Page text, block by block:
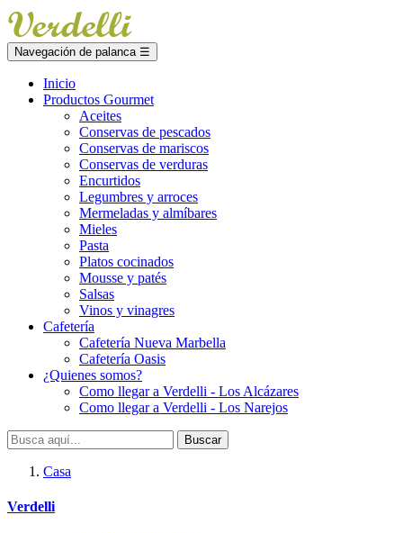
Navegación de palanca ☰
Inicio
Productos Gourmet
Aceites
Conservas de pescados
Conservas de mariscos
Conservas de verduras
Encurtidos
Legumbres y arroces
Mermeladas y almíbares
Mieles
Pasta
Platos cocinados
Mousse y patés
Salsas
Vinos y vinagres
Cafetería
Cafetería Nueva Marbella
Cafetería Oasis
¿Quienes somos?
Como llegar a Verdelli - Los Alcázares
Como llegar a Verdelli - Los Narejos
Buscar
Casa
Verdelli